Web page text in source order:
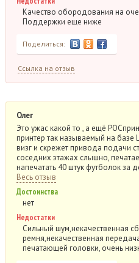
Качество обородования на
Поддержки еще ниже
Поделиться:
Ссылка на отзыв
Олег
Это ужас какой то , а ещё
принтер так называемый на базе
визг и скрежет привода подачи
соседних этажах слышно,
напечатать 40 штук футболок за
Весь отзыв
Достоинства
нет
Недостатки
Сильный шум,некачественная
ремня,некачественная
печатающей головки, очень